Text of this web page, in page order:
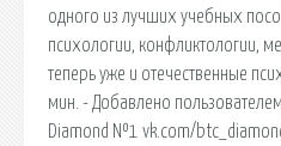
одного из лучших учебных
психологии, конфликтологии,
теперь уже и отечественные
мин. - Добавлено
Diamond №1 vk.com/